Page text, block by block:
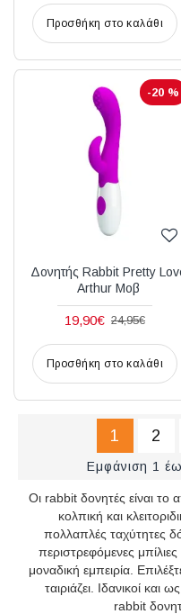
Οι rabbit δονητές είναι
κολπική και
πολλαπλές ταχύτητες
περιστρεφόμενες
μοναδική εμπειρία.
ταιριάζει. Ιδανικοί
rabbit
Προσθήκη στο καλάθι
-20 %
Δονητής Rabbit Pretty
Arthur Μοβ
19,90€ 24,95€
Προσθήκη στο καλάθι
1 2
Εμφάνιση 1